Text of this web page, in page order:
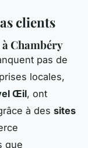
clients
Chambéry
pas de
locales,
Œil, ont
à des sites
que